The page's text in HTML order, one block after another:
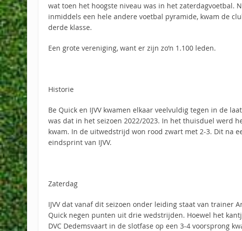
wat toen het hoogste niveau was in het zaterdagvoetbal.
inmiddels een hele andere voetbal pyramide, kwam de
derde klasse.
Een grote vereniging, want er zijn zo’n 1.100 leden.
Historie
Be Quick en IJVV kwamen elkaar veelvuldig tegen in de
was dat in het seizoen 2022/2023. In het thuisduel werd
kwam. In de uitwedstrijd won rood zwart met 2-3. Dit na
eindsprint van IJVV.
Zaterdag
IJVV dat vanaf dit seizoen onder leiding staat van trainer
Quick negen punten uit drie wedstrijden. Hoewel het
DVC Dedemsvaart in de slotfase op een 3-4 voorsprong